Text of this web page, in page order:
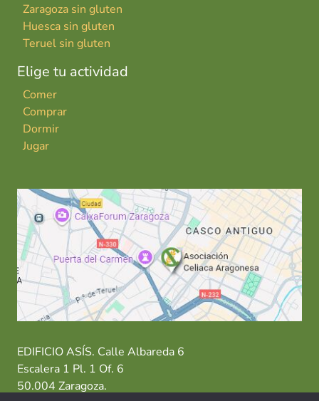
Zaragoza sin gluten
Huesca sin gluten
Teruel sin gluten
Elige tu actividad
Comer
Comprar
Dormir
Jugar
EDIFICIO ASÍS. Calle Albareda 6
Escalera 1 Pl. 1 Of. 6
50.004 Zaragoza.